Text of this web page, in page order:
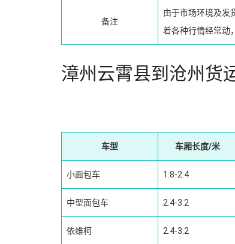
备注
由于市场环境及发
着各种行情经常动
漳州云霄县到沧州货
车型 车厢长度/米
小面包车 1.8-2.4
中型面包车 2.4-3.2
依维柯 2.4-3.2